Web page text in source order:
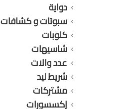
دواية
سبوتات و كشافات
كلوبات
شاسيهات
عدد والات
شريط ليد
مشتركات
إكسسورات